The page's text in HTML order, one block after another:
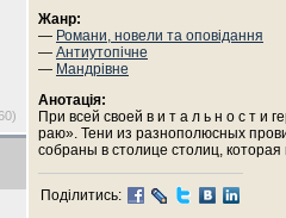
Жанр:
— Романи, новели та оповідання
— Антиутопічне
— Мандрівне
Анотація:
При всей своей в и т а л ь н о с т и
раю». Тени из разнополюсных
собраны в столице столиц,
Поділитись: